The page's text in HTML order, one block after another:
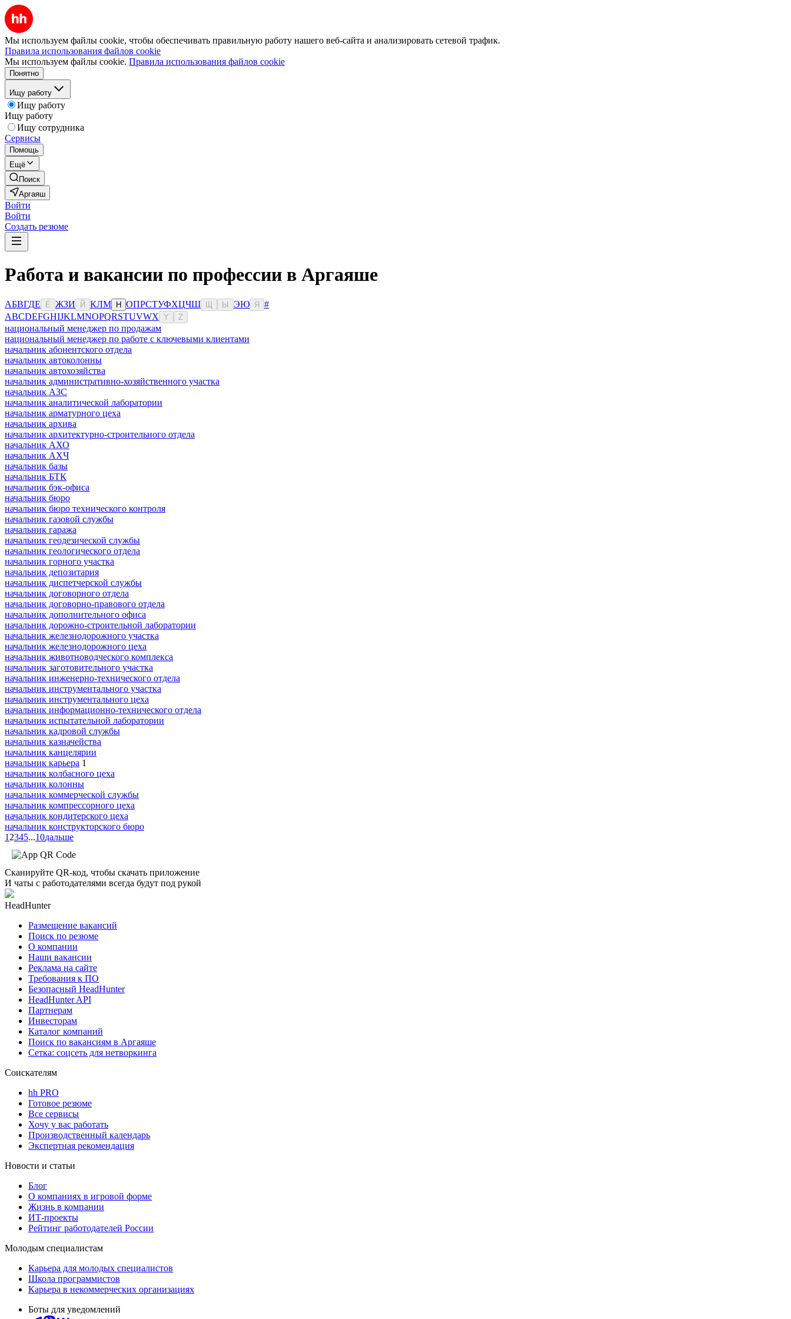
Мы используем файлы cookie, чтобы обеспечивать правильную работу нашего веб-сайта и анализировать сетевой трафик.
Правила использования файлов cookie
Мы используем файлы cookie. Правила использования файлов cookie
Понятно
Ищу работу
Ищу работу
Ищу работу
Ищу сотрудника
Сервисы
Помощь
Ещё
Поиск
Аргаяш
Войти
Войти
Создать резюме
Работа и вакансии по профессии в Аргаяше
АБВГДЕ Ё ЖЗИ Й КЛМ Н ОПРСТУФХЦЧШ Ы ЭЮ Я
#
ABCDEFGHIJKLMNOPQRSTUVWX Y Z
национальный менеджер по продажам
национальный менеджер по работе с ключевыми клиентами
начальник абонентского отдела
начальник автоколонны
начальник автохозяйства
начальник административно-хозяйственного участка
начальник АЗС
начальник аналитической лаборатории
начальник арматурного цеха
начальник архива
начальник архитектурно-строительного отдела
начальник АХО
начальник АХЧ
начальник базы
начальник БТК
начальник бэк-офиса
начальник бюро
начальник бюро технического контроля
начальник газовой службы
начальник гаража
начальник геодезической службы
начальник геологического отдела
начальник горного участка
начальник депозитария
начальник диспетчерской службы
начальник договорного отдела
начальник договорно-правового отдела
начальник дополнительного офиса
начальник дорожно-строительной лаборатории
начальник железнодорожного участка
начальник железнодорожного цеха
начальник животноводческого комплекса
начальник заготовительного участка
начальник инженерно-технического отдела
начальник инструментального участка
начальник инструментального цеха
начальник информационно-технического отдела
начальник испытательной лаборатории
начальник кадровой службы
начальник казначейства
начальник канцелярии
начальник карьера 1
начальник колбасного цеха
начальник колонны
начальник коммерческой службы
начальник компрессорного цеха
начальник кондитерского цеха
начальник конструкторского бюро
1 2345...10дальше
Сканируйте QR-код, чтобы скачать приложение
И чаты с работодателями всегда будут под рукой
HeadHunter
Размещение вакансий
Поиск по резюме
О компании
Наши вакансии
Реклама на сайте
Требования к ПО
Безопасный HeadHunter
HeadHunter API
Партнерам
Инвесторам
Каталог компаний
Поиск по вакансиям в Аргаяше
Сетка: соцсеть для нетворкинга
Соискателям
hh PRO
Готовое резюме
Все сервисы
Хочу у вас работать
Производственный календарь
Экспертная рекомендация
Новости и статьи
Блог
О компаниях в игровой форме
Жизнь в компании
ИТ-проекты
Рейтинг работодателей России
Молодым специалистам
Карьера для молодых специалистов
Школа программистов
Карьера в некоммерческих организациях
Боты для уведомлений